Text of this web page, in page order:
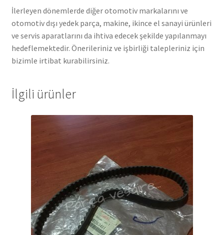
İlerleyen dönemlerde diğer otomotiv markalarını ve
otomotiv dışı yedek parça, makine, ikince el sanayi ürünleri
ve servis aparatlarını da ihtiva edecek şekilde yapılanmayı
hedeflemektedir. Önerileriniz ve işbirliği talepleriniz için
bizimle irtibat kurabilirsiniz.
İlgili ürünler